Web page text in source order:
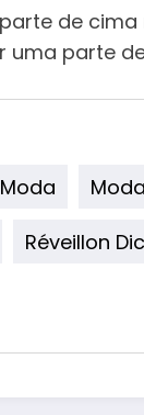
de
uma parte
Réveillon